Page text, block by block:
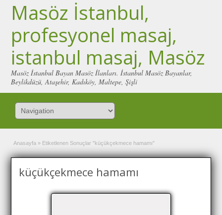
Masöz İstanbul,
profesyonel masaj,
istanbul masaj, Masöz
Masöz İstanbul Bayan Masöz İlanları. İstanbul Masöz Bayanlar,
Beylikdüzü, Ataşehir, Kadıköy, Maltepe, Şişli
Anasayfa » Etiketlenen Sonuçlar "küçükçekmece hamamı"
küçükçekmece hamamı